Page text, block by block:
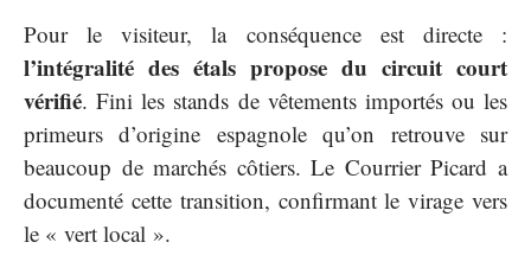
Pour le visiteur, la conséquence est directe :
l’intégralité des étals propose du circuit court
vérifié. Fini les stands de vêtements importés ou les
primeurs d’origine espagnole qu’on retrouve sur
beaucoup de marchés côtiers. Le Courrier Picard a
documenté cette transition, confirmant le virage vers
le « vert local ».